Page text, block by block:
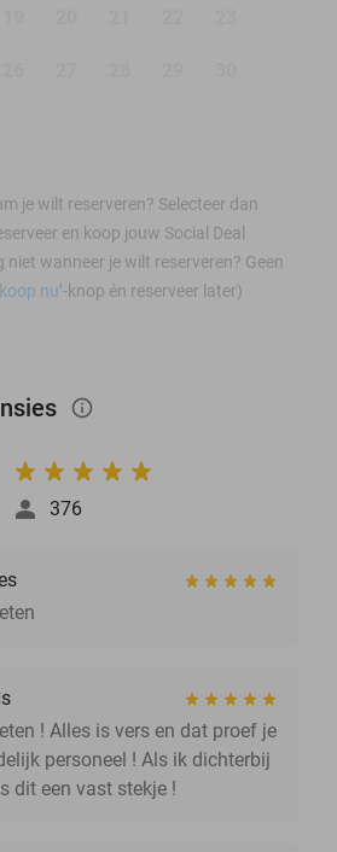
je wilt reserveren? Selecteer dan
en koop jouw Social Deal
niet wanneer je wilt reserveren? Geen
koop nu’-knop én reserveer later)
info_outlined
376
! Alles is vers en dat proef je
personeel ! Als ik dichterbij
dit een vast stekje !